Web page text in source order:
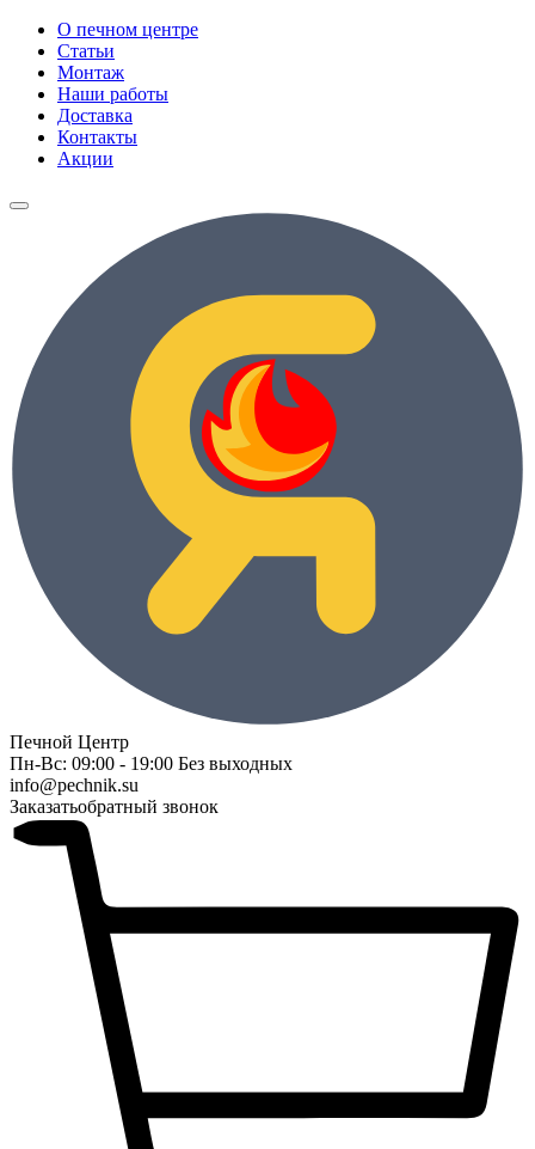
О печном центре
Статьи
Монтаж
Наши работы
Доставка
Контакты
Акции
Печной Центр
Пн-Вс: 09:00 - 19:00 Без выходных
info@pechnik.su
Заказатьобратный звонок